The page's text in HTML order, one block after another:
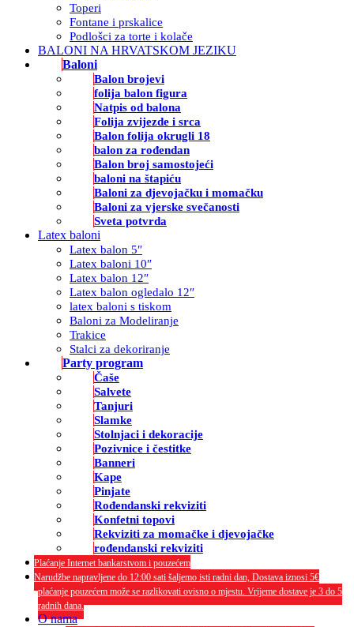
Toperi
Fontane i prskalice
Podlošci za torte i kolače
BALONI NA HRVATSKOM JEZIKU
Baloni
Balon brojevi
folija balon figura
Natpis od balona
Folija zvijezde i srca
Balon folija okrugli 18
balon za rođendan
Balon broj samostojeći
baloni na štapiću
Baloni za djevojačku i momačku
Baloni za vjerske svečanosti
Sveta potvrda
Latex baloni
Latex balon 5″
Latex baloni 10″
Latex balon 12″
Latex balon ogledalo 12″
latex baloni s tiskom
Baloni za Modeliranje
Trakice
Stalci za dekoriranje
Party program
Čaše
Salvete
Tanjuri
Slamke
Stolnjaci i dekoracije
Pozivnice i čestitke
Banneri
Kape
Pinjate
Rođendanski rekviziti
Konfetni topovi
Rekviziti za momačke i djevojačke
rođendanski rekviziti
Plaćanje Internet bankarstvom i pouzećem
Narudžbe napravljene do 12:00 sati šaljemo isti radni dan, Dostava iznosi 5€
plaćanje pouzećem može se razlikovati ovisno o mjestu. Vrijeme dostave je 3 do 5
radnih dana.
O nama